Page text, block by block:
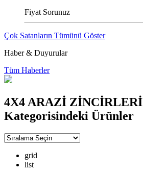
Fiyat Sorunuz
Çok Satanların Tümünü Göster
Haber & Duyurular
Tüm Haberler
4X4 ARAZİ ZİNCİRLERİ
Kategorisindeki Ürünler
grid
list